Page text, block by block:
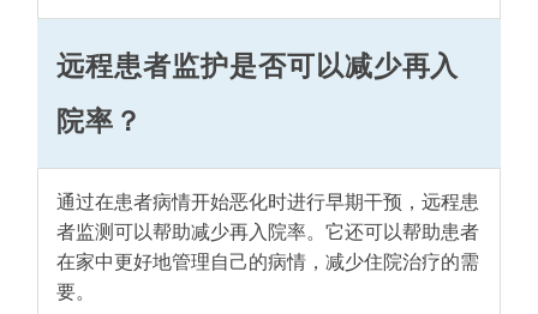
远程患者监护是否可以减少再入
院率？
通过在患者病情开始恶化时进行早期干预，远程患
者监测可以帮助减少再入院率。它还可以帮助患者
在家中更好地管理自己的病情，减少住院治疗的需
要。